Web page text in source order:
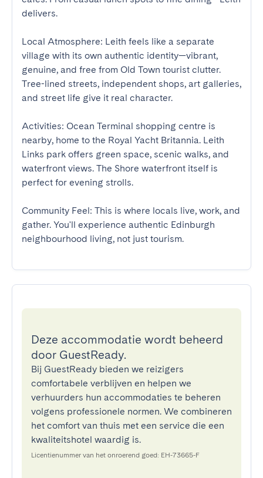
delivers.
Local Atmosphere: Leith feels like a separate
village with its own authentic identity—vibrant,
genuine, and free from Old Town tourist clutter.
Tree-lined streets, independent shops, art galleries,
and street life give it real character.
Activities: Ocean Terminal shopping centre is
nearby, home to the Royal Yacht Britannia. Leith
Links park offers green space, scenic walks, and
waterfront views. The Shore waterfront itself is
perfect for evening strolls.
Community Feel: This is where locals live, work, and
gather. You'll experience authentic Edinburgh
neighbourhood living, not just tourism.
Deze accommodatie wordt beheerd
door GuestReady.
Bij GuestReady bieden we reizigers
comfortabele verblijven en helpen we
verhuurders hun accommodaties te beheren
volgens professionele normen. We combineren
het comfort van thuis met een service die een
kwaliteitshotel waardig is.
Licentienummer van het onroerend goed: EH-73665-F